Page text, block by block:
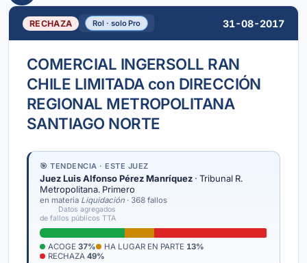
RECHAZA Rol · solo Pro 31-08-2017
COMERCIAL INGERSOLL RAN
CHILE LIMITADA con DIRECCIÓN
REGIONAL METROPOLITANA
SANTIAGO NORTE
🎯 TENDENCIA · ESTE JUEZ
Juez Luis Alfonso Pérez Manríquez · Tribunal R.
Metropolitana. Primero
en materia Liquidación · 368 fallos
Datos agregados
de fallos públicos TTA
ACOGE 37% HA LUGAR EN PARTE 13%
RECHAZA 49%